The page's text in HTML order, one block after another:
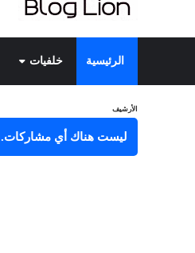
الرئيسية خلفيات
الأرشيف
ليست هناك أي مشاركات.